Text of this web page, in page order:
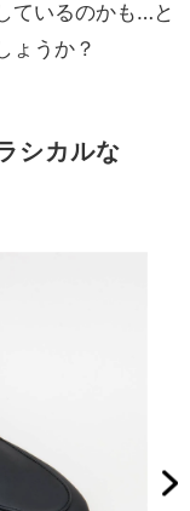
ているのかも…と
ょうか？
シカルな